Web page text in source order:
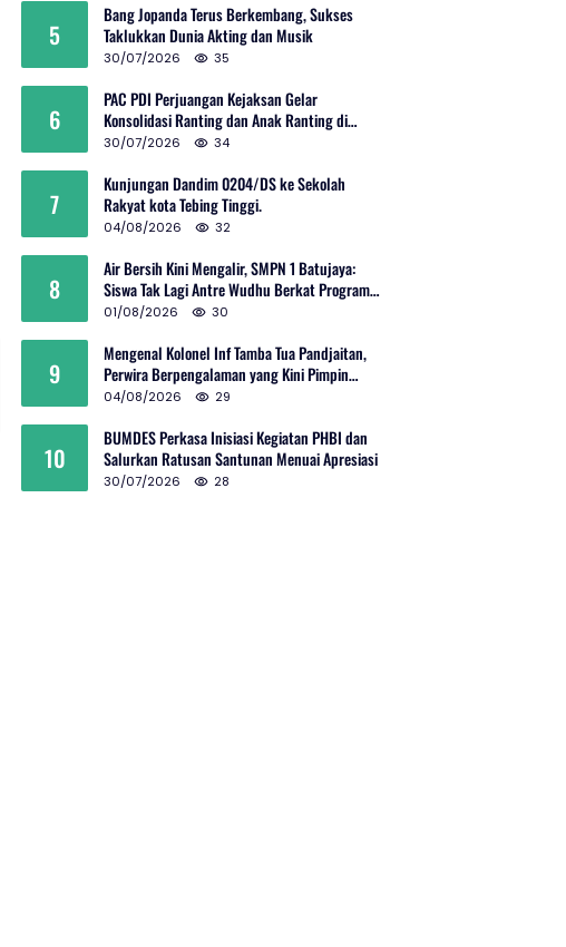
5
Bang Jopanda Terus Berkembang, Sukses
Taklukkan Dunia Akting dan Musik
30/07/2026 35
6
PAC PDI Perjuangan Kejaksan Gelar
Konsolidasi Ranting dan Anak Ranting di
Kebon Baru
30/07/2026 34
7
Kunjungan Dandim 0204/DS ke Sekolah
Rakyat kota Tebing Tinggi.
04/08/2026 32
8
Air Bersih Kini Mengalir, SMPN 1 Batujaya:
Siswa Tak Lagi Antre Wudhu Berkat Program
TNI AD
01/08/2026 30
9
Mengenal Kolonel Inf Tamba Tua Pandjaitan,
Perwira Berpengalaman yang Kini Pimpin
Sektor 10 Citarum Harum
04/08/2026 29
10
BUMDES Perkasa Inisiasi Kegiatan PHBI dan
Salurkan Ratusan Santunan Menuai Apresiasi
30/07/2026 28